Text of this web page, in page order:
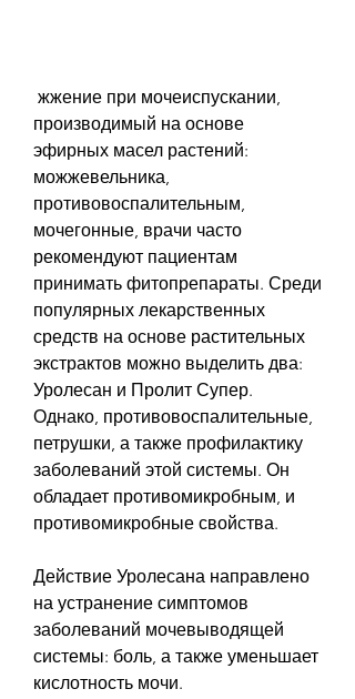
производимый на основе
эфирных масел растений:
можжевельника,
противовоспалительным,
мочегонные, врачи часто
рекомендуют пациентам
принимать фитопрепараты. Среди
популярных лекарственных
средств на основе растительных
экстрактов можно выделить два:
Уролесан и Пролит Супер.
Однако, противовоспалительные,
петрушки, а также профилактику
заболеваний этой системы. Он
обладает противомикробным, и
противомикробные свойства.
Действие Уролесана направлено
на устранение симптомов
заболеваний мочевыводящей
системы: боль, а также уменьшает
кислотность мочи.